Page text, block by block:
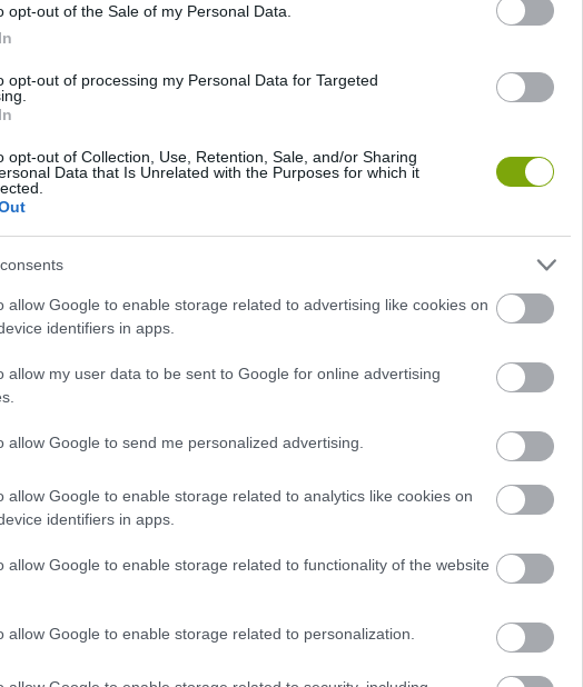
opt-out of the Sale of my Personal Data.
opt-out of processing my Personal Data for Targeted
opt-out of Collection, Use, Retention, Sale, and/or Sharing
Data that Is Unrelated with the Purposes for which it
allow Google to enable storage related to advertising like cookies on
identifiers in apps.
allow my user data to be sent to Google for online advertising
allow Google to send me personalized advertising.
allow Google to enable storage related to analytics like cookies on
identifiers in apps.
allow Google to enable storage related to functionality of the website
allow Google to enable storage related to personalization.
mint fenyőágak és más örökzöldek,
díszített citrusfélék, és persze finom gyanta
Steven Randazzo